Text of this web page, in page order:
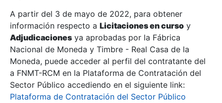
Erakutsi/Ezkutatu
Erakutsi/Ezkutatu
Erakutsi/Ezkutatu
A partir del 3 de mayo de 2022, para obtener
información respecto a Licitaciones en curso y
Adjudicaciones ya aprobadas por la Fábrica
Nacional de Moneda y Timbre - Real Casa de la
Moneda, puede acceder al perfil del contratante del
a FNMT-RCM en la Plataforma de Contratación del
Sector Público accediendo en el siguiente link:
Plataforma de Contratación del Sector Público